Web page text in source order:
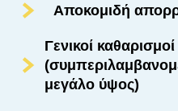
Αποκομιδή
Γενικοί
μεγάλο ύψος)